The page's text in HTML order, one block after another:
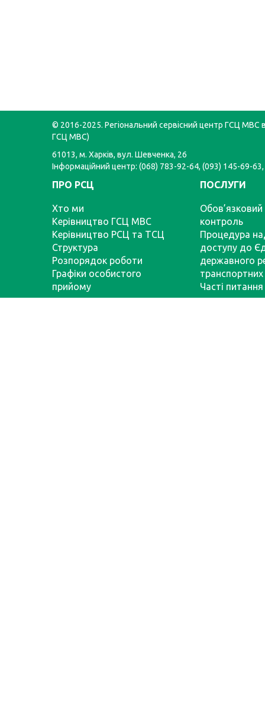
© 2016-2025. Регіональний сервісний центр ГСЦ МВС в
ГСЦ МВС)
61013, м. Харків, вул. Шевченка, 26
Інформаційний центр: (068) 783-92-64, (093) 145-69-
ПРО РСЦ
Хто ми
Керівництво ГСЦ МВС
Керівництво РСЦ та ТСЦ
Структура
Розпорядок роботи
Графіки особистого
прийому
ПОСЛУГИ
Обов’язковий
контроль
Процедура
доступу до
державного
транспортних
Часті питання